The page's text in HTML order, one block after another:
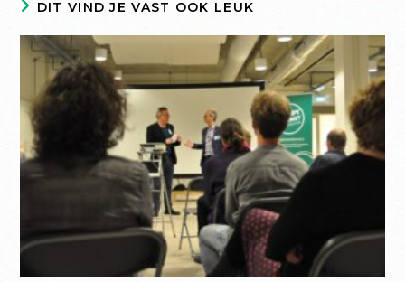
DIT VIND JE VAST OOK LEUK